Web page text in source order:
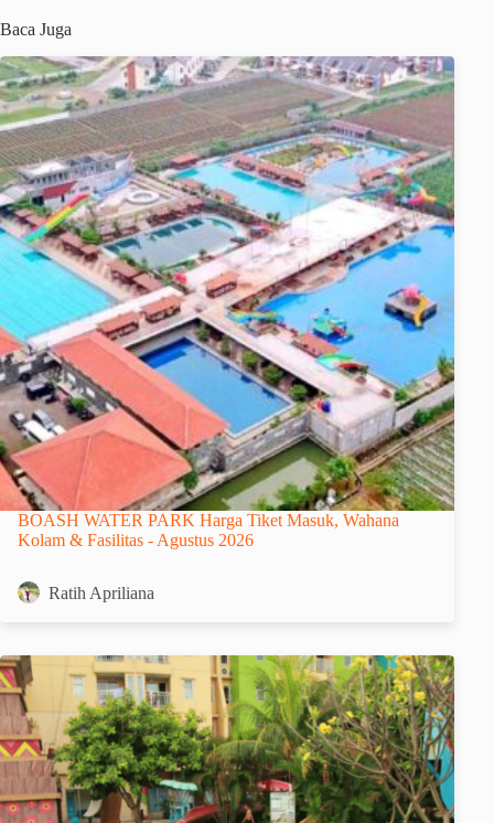
Baca Juga
BOASH WATER PARK Harga Tiket Masuk, Wahana
Kolam & Fasilitas - Agustus 2026
Ratih Apriliana